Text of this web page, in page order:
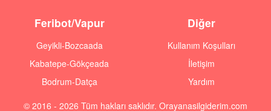
Feribot/Vapur
Geyikli-Bozcaada
Kabatepe-Gökçeada
Bodrum-Datça
Diğer
Kullanım Koşulları
İletişim
Yardım
© 2016 - 2026 Tüm hakları saklıdır. Orayanasilgiderim.com